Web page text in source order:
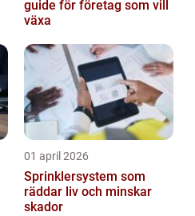
guide för företag som vill
växa
01 april 2026
Sprinklersystem som
räddar liv och minskar
skador